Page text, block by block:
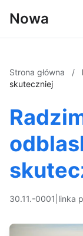
Nowa
Strona główna /
skuteczniej
30.11.-0001 linka